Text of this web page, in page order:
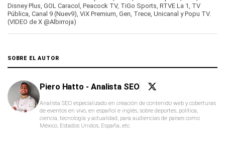
Disney Plus, GOL Caracol, Peacock TV, TiGo Sports, RTVE La 1, TV
Pública, Canal 9 (Nuev9), ViX Premium, Gen, Trece, Unicanal y Popu TV.
(VIDEO de X @Albirroja)
SOBRE EL AUTOR
Piero Hatto - Analista SEO
Analista SEO especializado en creación de contenido web y coberturas
de eventos en vivo, en español e inglés, sobre deportes, política,
ciencia, tecnología y actualidad, para audiencias de países como
México, Estados Unidos, España, etc.